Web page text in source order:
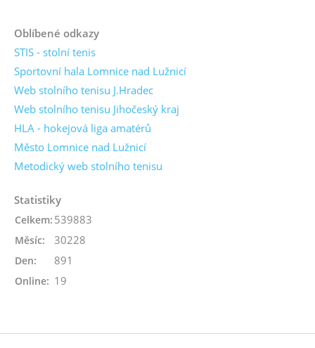
Oblíbené odkazy
STIS - stolní tenis
Sportovní hala Lomnice nad Lužnicí
Web stolního tenisu J.Hradec
Web stolního tenisu Jihočeský kraj
HLA - hokejová liga amatérů
Město Lomnice nad Lužnicí
Metodický web stolního tenisu
Statistiky
Online: 19
Celkem: 539883
Měsíc: 30228
Den: 891